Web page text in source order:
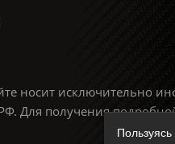
носит исключительно
Для получения